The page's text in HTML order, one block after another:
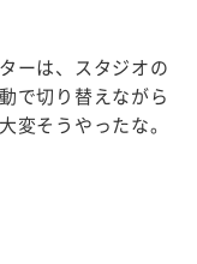
ーは、スタジオの
で切り替えながら
変そうやったな。